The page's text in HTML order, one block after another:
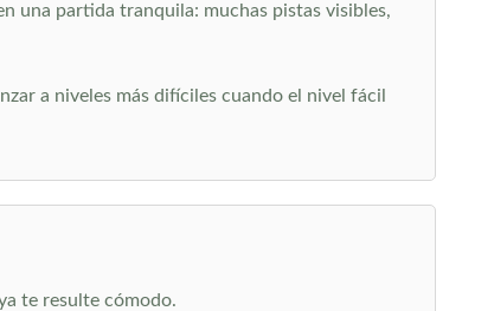
una partida tranquila: muchas pistas visibles,
a niveles más difíciles cuando el nivel fácil
te resulte cómodo.